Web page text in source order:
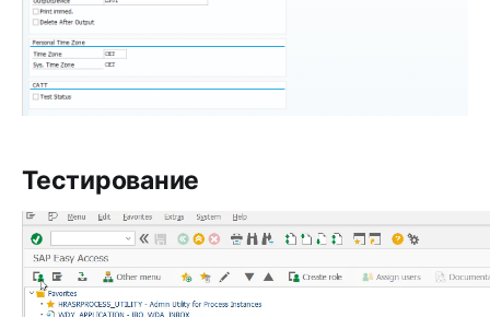
Тестирование